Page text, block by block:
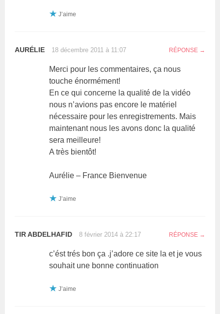
J’aime
AURÉLIE 18 décembre 2011 à 11:07 RÉPONSE
Merci pour les commentaires, ça nous
touche énormément!
En ce qui concerne la qualité de la vidéo
nous n’avions pas encore le matériel
nécessaire pour les enregistrements. Mais
maintenant nous les avons donc la qualité
sera meilleure!
A très bientôt!
Aurélie – France Bienvenue
J’aime
TIR ABDELHAFID 8 février 2014 à 22:17 RÉPONSE
c’ést trés bon ça .j’adore ce site la et je vous
souhait une bonne continuation
J’aime